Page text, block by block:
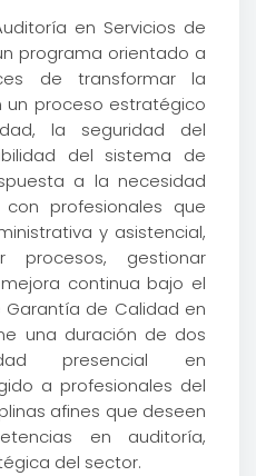
en Servicios de
programa orientado a
de transformar la
un proceso estratégico
la seguridad del
del sistema de
a la necesidad
profesionales que
y asistencial,
procesos, gestionar
continua bajo el
de Calidad en
una duración de dos
presencial en
a profesionales del
afines que deseen
en auditoría,
del sector.